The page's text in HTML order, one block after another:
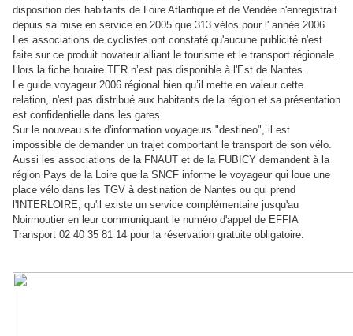
disposition des habitants de Loire Atlantique et de Vendée n'enregistrait
depuis sa mise en service en 2005 que 313 vélos pour l' année 2006.
Les associations de cyclistes ont constaté qu'aucune publicité n'est
faite sur ce produit novateur alliant le tourisme et le transport régionale.
Hors la fiche horaire TER n’est pas disponible à l'Est de Nantes.
Le guide voyageur 2006 régional bien qu’il mette en valeur cette
relation, n'est pas distribué aux habitants de la région et sa présentation
est confidentielle dans les gares.
Sur le nouveau site d'information voyageurs "destineo", il est
impossible de demander un trajet comportant le transport de son vélo.
Aussi les associations de la FNAUT et de la FUBICY demandent à la
région Pays de la Loire que la SNCF informe le voyageur qui loue une
place vélo dans les TGV à destination de Nantes ou qui prend
l'INTERLOIRE, qu'il existe un service complémentaire jusqu'au
Noirmoutier en leur communiquant le numéro d'appel de EFFIA
Transport 02 40 35 81 14 pour la réservation gratuite obligatoire.